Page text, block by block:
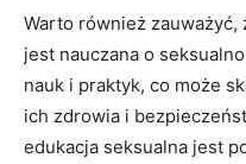
Warto również zauważyć,
jest nauczana o
nauk i praktyk, co może
ich zdrowia i‌
edukacja seksualna jest